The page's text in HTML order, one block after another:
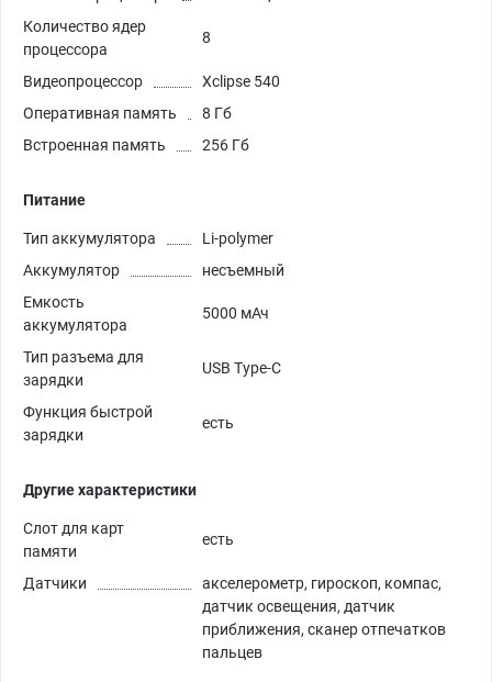
Количество ядер
процессора
8
Видеопроцессор
Xclipse 540
Оперативная память
8 Гб
Встроенная память
256 Гб
Питание
Тип аккумулятора
Li-polymer
Аккумулятор
несъемный
Емкость
аккумулятора
5000 мАч
Тип разъема для
зарядки
USB Type-C
Функция быстрой
зарядки
есть
Другие характеристики
Слот для карт
памяти
есть
Датчики
акселерометр, гироскоп, компас,
датчик освещения, датчик
приближения, сканер отпечатков
пальцев